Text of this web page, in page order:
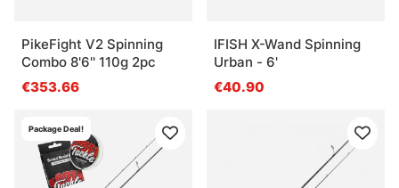
PikeFight V2 Spinning
Combo 8'6'' 110g 2pc
€353.66
IFISH X-Wand Spinning
Urban - 6'
€40.90
Package Deal!